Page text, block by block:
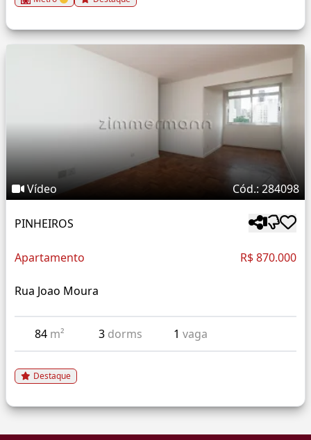
Vídeo Cód.: 284098
PINHEIROS
Apartamento R$ 870.000
Rua Joao Moura
84 m² 3 dorms 1vaga
Destaque